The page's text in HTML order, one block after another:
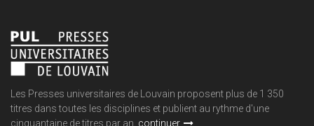
Les Presses universitaires de Louvain proposent plus de 1 350
titres dans toutes les disciplines et publient au rythme d'une
cinquantaine de titres par an. continuer